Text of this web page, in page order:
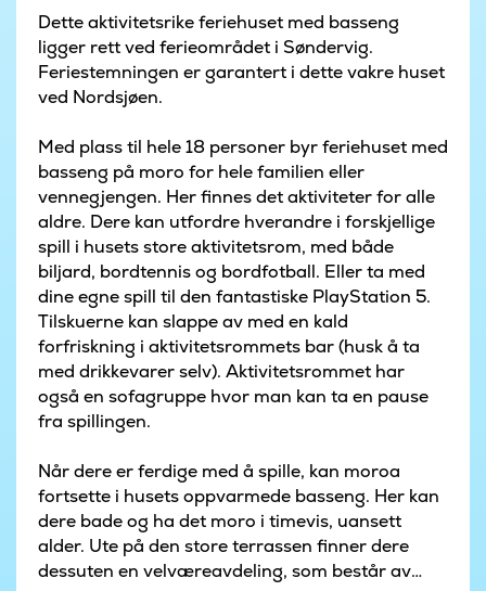
Dette aktivitetsrike feriehuset med basseng
ligger rett ved ferieområdet i Søndervig.
Feriestemningen er garantert i dette vakre huset
ved Nordsjøen.
Med plass til hele 18 personer byr feriehuset med
basseng på moro for hele familien eller
vennegjengen. Her finnes det aktiviteter for alle
aldre. Dere kan utfordre hverandre i forskjellige
spill i husets store aktivitetsrom, med både
biljard, bordtennis og bordfotball. Eller ta med
dine egne spill til den fantastiske PlayStation 5.
Tilskuerne kan slappe av med en kald
forfriskning i aktivitetsrommets bar (husk å ta
med drikkevarer selv). Aktivitetsrommet har
også en sofagruppe hvor man kan ta en pause
fra spillingen.
Når dere er ferdige med å spille, kan moroa
fortsette i husets oppvarmede basseng. Her kan
dere bade og ha det moro i timevis, uansett
alder. Ute på den store terrassen finner dere
dessuten en velværeavdeling, som består av